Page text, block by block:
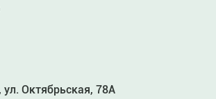
ул. Октябрьская, 78А